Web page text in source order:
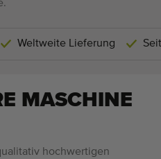
Weltweite Lieferung
MASCHINE
hochwertigen